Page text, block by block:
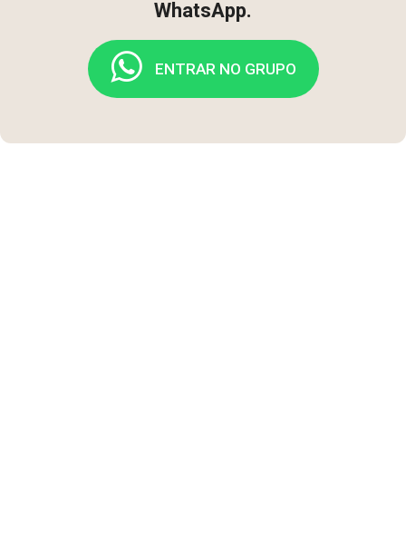
WhatsApp.
ENTRAR NO GRUPO